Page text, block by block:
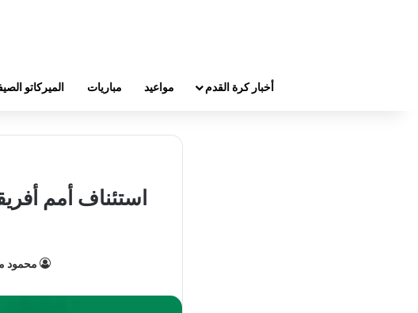
أخبار كرة القدم مواعيد مباريات الميركاتو
استئناف أمم
محمود